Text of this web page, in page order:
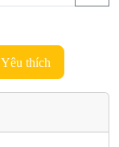
Yêu thích